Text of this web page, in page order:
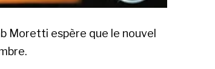
Moretti espère que le nouvel